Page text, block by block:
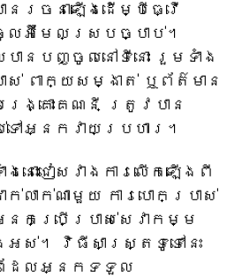
រចនាឡើងដើម្បីធ្វើ
លអ៊ីមែលស្របច្បាប់។
ានបញ្ចូលនៅទីនោះ រួមទាំង
ាស់ ពាក្យសម្ងាត់ ឬព័ត៌មាន
គ្រោះគណនី ត្រូវបាន
ៅអ្នកវាយប្រហារ។
ងនោះជៀសវាងការលើកឡើងពី
លាក់ណាមួយ ការបោកប្រាស់
នកប្រើប្រាស់សេវាកម្ម
អស់។ វិធីសាស្រ្តទូទៅនេះ
ដែលអ្នកទទួល